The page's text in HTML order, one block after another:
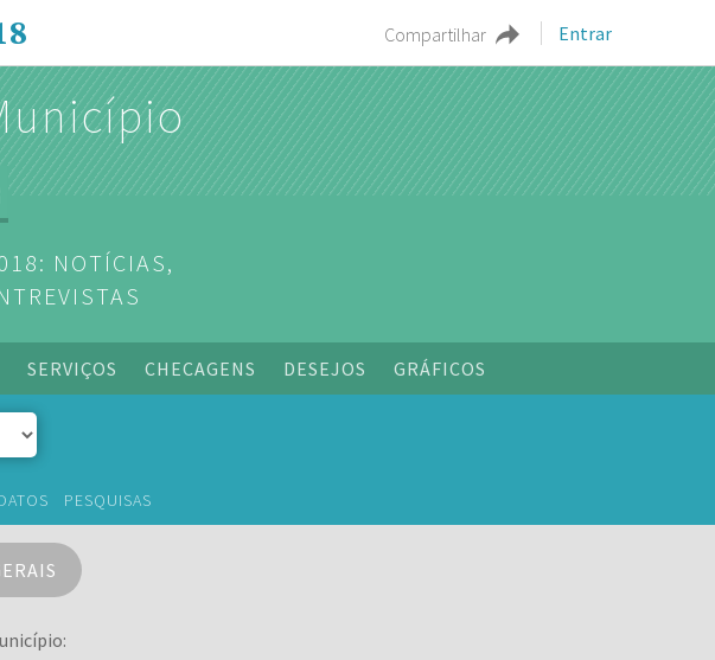
Compartilhar Entrar
NOTÍCIAS,
SERVIÇOS CHECAGENS DESEJOS GRÁFICOS
PESQUISAS